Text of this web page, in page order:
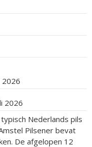
2026
2026
Nederlands pils
Pilsener bevat
De afgelopen 12